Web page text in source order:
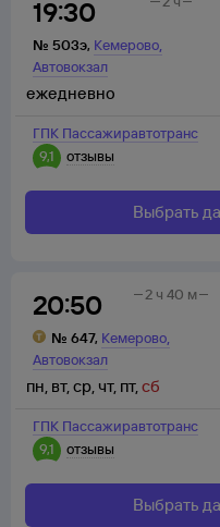
19:30
№ 503э, Кемерово,
Автовокзал
ГПК Пассажиравтотранс
9,1
отзывы
ежедневно
Выбрать
20:50
№ 647, Кемерово,
Автовокзал
2 ч 40 м
ГПК Пассажиравтотранс
9,1
отзывы
пн, вт,ср, чт, пт,сб
Выбрать